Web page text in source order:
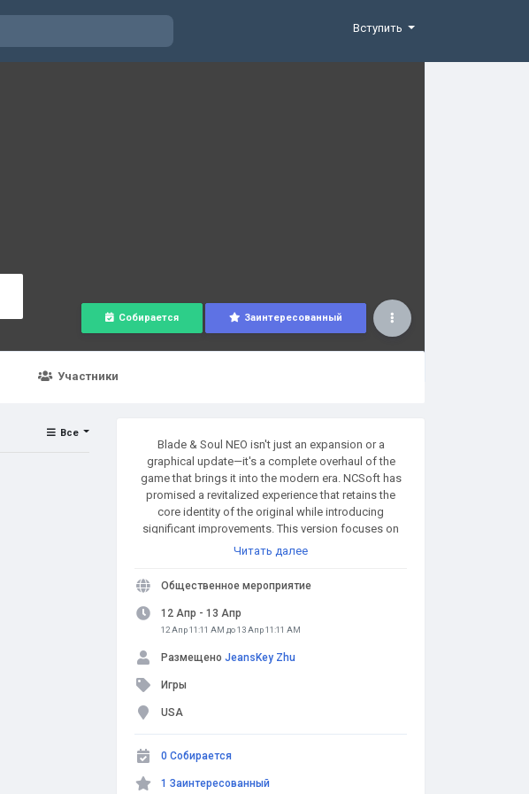
Вступить
Собирается Заинтересованный
Участники
Blade & Soul NEO isn't just an expansion or a
graphical update—it's a complete overhaul of the
game that brings it into the modern era. NCSoft has
promised a revitalized experience that retains the
core identity of the original while introducing
significant improvements. This version focuses on
enhancing combat mechanics, refining quest
customization options for players. MMOexp.com
provides high quality and BnS NEO Divine Gems with
fast delivery and 24/7 online. Welcome to BnS NEO
Divine Gems for sale to enhance your adven.
Читать далее
Общественное мероприятие
12 Апр - 13 Апр
12 Апр 11:11 AM до 13 Апр 11:11 AM
Размещено JeansKey Zhu
Игры
USA
0 Собирается
1 Заинтересованный
Все